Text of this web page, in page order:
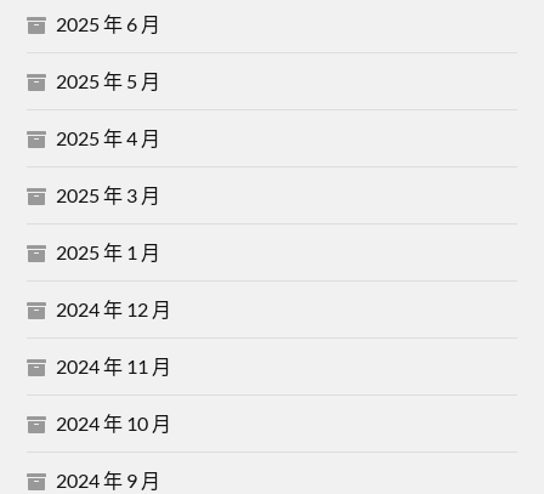
2025 年 6 月
2025 年 5 月
2025 年 4 月
2025 年 3 月
2025 年 1 月
2024 年 12 月
2024 年 11 月
2024 年 10 月
2024 年 9 月